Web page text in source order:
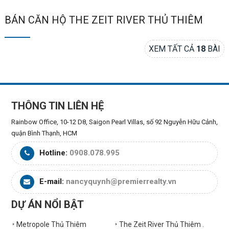
BÁN CĂN HỘ THE ZEIT RIVER THỦ THIÊM
XEM TẤT CẢ 18 BÀI
THÔNG TIN LIÊN HỆ
Rainbow Office, 10-12 D8, Saigon Pearl Villas, số 92 Nguyễn Hữu Cảnh,
quận Bình Thạnh, HCM
Hotline: 0908.078.995
E-mail: nancyquynh@premierrealty.vn
DỰ ÁN NỔI BẬT
Metropole Thủ Thiêm The Zeit River Thủ Thiêm .